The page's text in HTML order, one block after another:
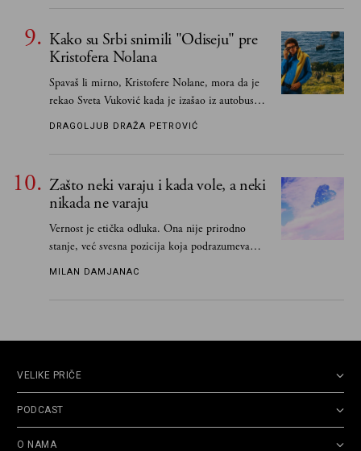
Kako su Srbi snimili "Odiseju" pre
Kristofera Nolana
Spavaš li mirno, Kristofere Nolane, mora da je
rekao Sveta Vuković kada je izašao iz autobusa i
čim je stigao kući pozvao Vojkana
DRAGOLJUB DRAŽA PETROVIĆ
Zašto neki varaju i kada vole, a neki
nikada ne varaju
Vernost je etička odluka. Ona nije prirodno
stanje, već svesna pozicija koja podrazumeva
MILAN DAMJANAC
VELIKE PRIČE
PODCAST
O NAMA